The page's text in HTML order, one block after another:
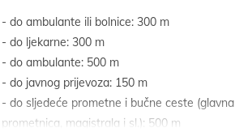
- do ambulante ili bolnice: 300 m
- do ljekarne: 300 m
- do ambulante: 500 m
- do javnog prijevoza: 150 m
- do sljedeće prometne i bučne ceste (glavna
prometnica, magistrala i sl.): 500 m